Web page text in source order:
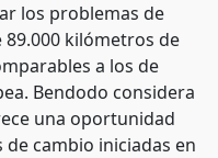
los problemas de
89.000 kilómetros de
a los de
Bendodo considera
una oportunidad
cambio iniciadas en